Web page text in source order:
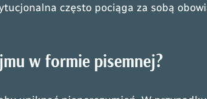
często pociąga za sobą
w formie pisemnej?